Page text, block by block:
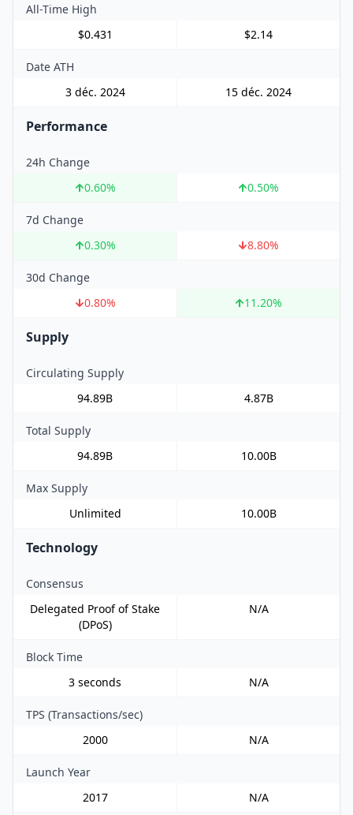
All-Time High
$0.431
$2.14
Date ATH
3 déc. 2024
15 déc. 2024
Performance
24h Change
0.60% 0.50%
7d Change
0.30% 8.80%
30d Change
0.80% 11.20%
Supply
Circulating Supply
94.89B
4.87B
Total Supply
94.89B
10.00B
Max Supply
Unlimited
10.00B
Technology
Consensus
Delegated Proof of Stake
(DPoS)
N/A
Block Time
3 seconds
N/A
TPS (Transactions/sec)
2000
N/A
Launch Year
2017
N/A